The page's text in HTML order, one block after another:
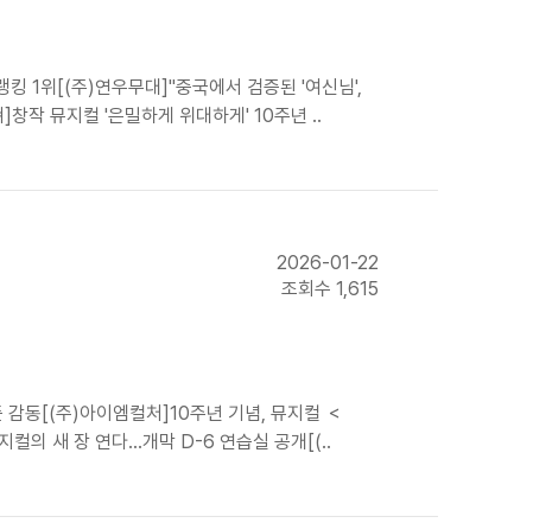
1위[(주)연우무대]"중국에서 검증된 '여신님',
작 뮤지컬 '은밀하게 위대하게' 10주년 ..
2026-01-22
조회수 1,615
동[(주)아이엠컬처]10주년 기념, 뮤지컬 ＜
컬의 새 장 연다…개막 D-6 연습실 공개[(..